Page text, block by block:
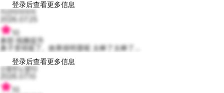
登录后查看更多信息
지선이이이이
2026.07.25
鼻部 线雕提升
鼻子变得挺了，效果很明显呢 太棒了太棒了...
登录后查看更多信息
신중한노엘10
2026.07.10